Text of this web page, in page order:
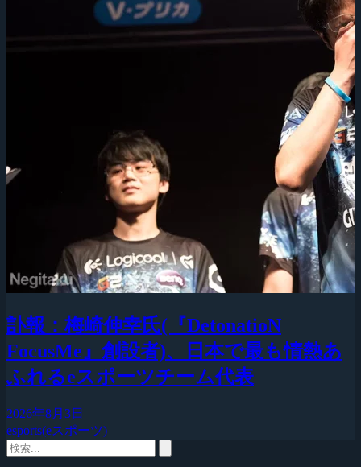
訃報：梅崎伸幸氏(『DetonatioN
FocusMe』創設者)、日本で最も情熱あ
ふれるeスポーツチーム代表
2026年8月3日
esports(eスポーツ)